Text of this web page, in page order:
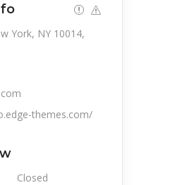
York, NY 10014,
themes.com/
Closed